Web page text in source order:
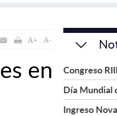
en
Congreso
Día Mundial
Ingreso